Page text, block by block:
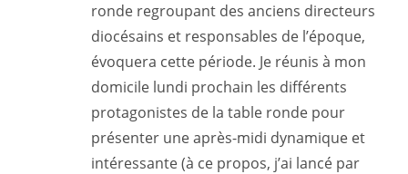
ronde regroupant des anciens directeurs
diocésains et responsables de l’époque,
évoquera cette période. Je réunis à mon
domicile lundi prochain les différents
protagonistes de la table ronde pour
présenter une après-midi dynamique et
intéressante (à ce propos, j’ai lancé par